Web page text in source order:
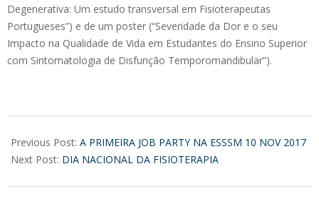
Degenerativa: Um estudo transversal em Fisioterapeutas
Portugueses”) e de um poster (“Severidade da Dor e o seu
Impacto na Qualidade de Vida em Estudantes do Ensino Superior
com Sintomatologia de Disfunção Temporomandibular”).
11-
12
Previous Post: A PRIMEIRA JOB PARTY NA ESSSM 10 NOV 2017
Next Post: DIA NACIONAL DA FISIOTERAPIA